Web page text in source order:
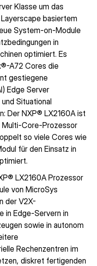
Klasse um das
basiertem
System-on-Module
in
optimiert. Es
A72 Cores die
gestiegene
Edge Server
Situational
Der NXP® LX2160A ist
Core-Prozessor
so viele Cores wie
für den Einsatz in
LX2160A Prozessor
von MicroSys
der V2X-
in Edge-Servern in
sowie in autonom
Rechenzentren im
diskret fertigenden